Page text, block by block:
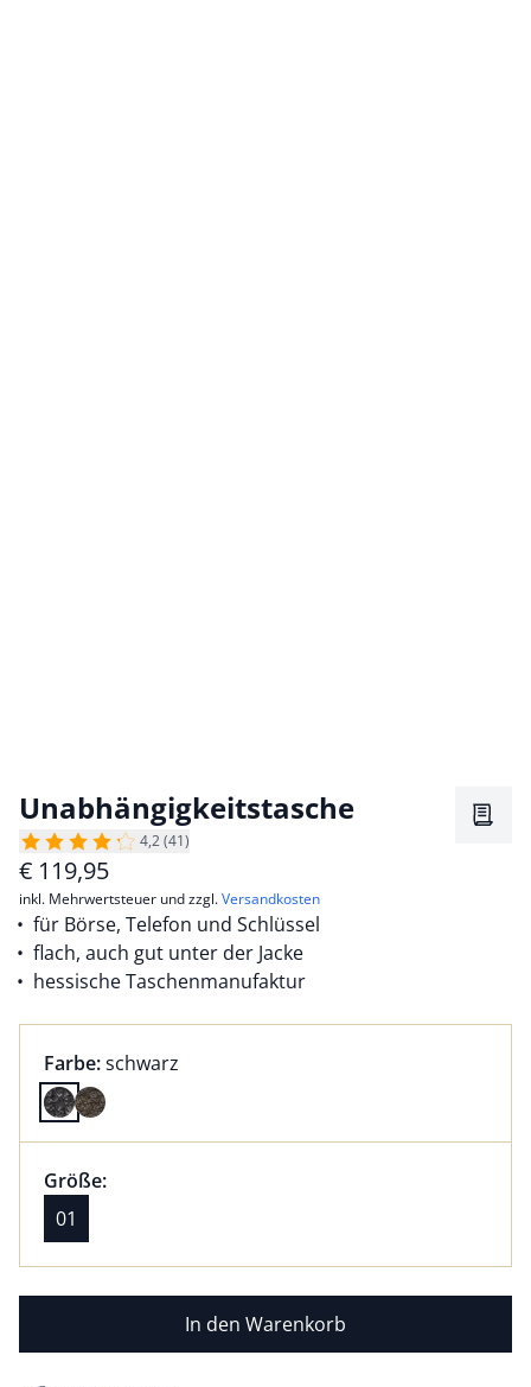
Unabhängigkeitstasche
4,2 (41)
€ 119,95
inkl. Mehrwertsteuer und zzgl.Versandkosten
für Börse, Telefon und Schlüssel
flach, auch gut unter der Jacke
hessische Taschenmanufaktur
Farbauswahl:
Farbe:aktuell ausgewählt:
schwarz
Farbe schwarz ausgewählt
Größenauswahl:
Größe:
Größe 01 ausgewählt
01
In den Warenkorb